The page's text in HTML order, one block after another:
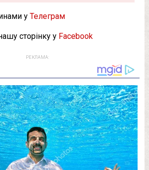
у Телеграм
сторінку у Facebook
РЕКЛАМА: